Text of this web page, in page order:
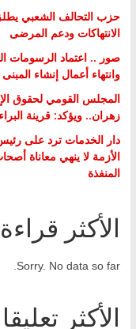
حزب التحالف الشعبي
الانتهاكات ودعم المرضى
صور .. اعتماد الرسومات
وانتهاء أعمال إنشاء المبنى
المجلس القومي لحقوق
زهران.. ويؤكد: قرينة
دار الخدمات ترد على
الأزمة لا ينهي معاناة
المنفذة
الأكثر قراءة
Sorry. No data so far.
الأكثر تعليقا